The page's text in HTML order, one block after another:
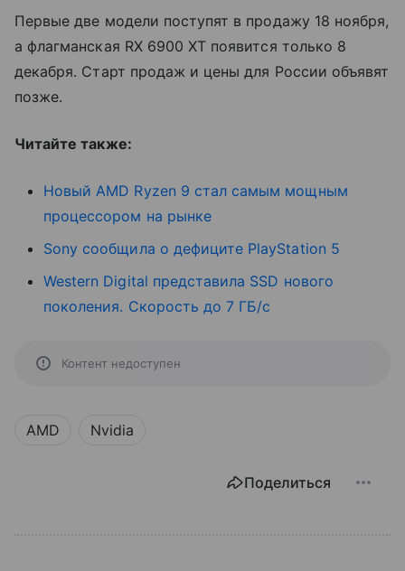
Первые две модели поступят в продажу 18 ноября,
а флагманская RX 6900 XT появится только 8
декабря. Старт продаж и цены для России объявят
позже.
Читайте также:
Новый AMD Ryzen 9 стал самым мощным
процессором на рынке
Sony сообщила о дефиците PlayStation 5
Western Digital представила SSD нового
поколения. Скорость до 7 ГБ/с
Контент недоступен
AMD Nvidia
Поделиться